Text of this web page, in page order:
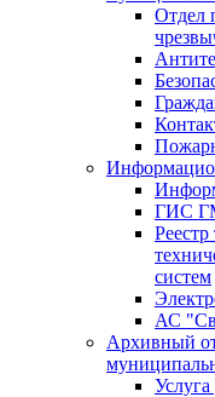
Отдел
ГИС
систем
АС
Архивный